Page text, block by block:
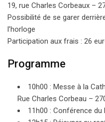
19, rue Charles Corbeaux –
Possibilité de se garer
l’horloge
Participation aux frais : 26
Programme
10h00 : Messe à la
Rue Charles Corbeau –
11h00 : Conférence du